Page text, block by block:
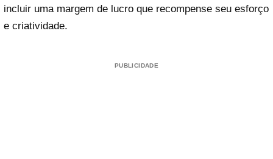
incluir uma margem de lucro que recompense seu esforço
e criatividade.
PUBLICIDADE